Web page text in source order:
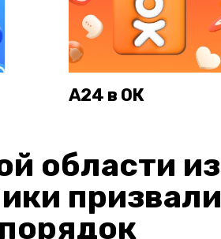
А24 в ОК
области из
призвали